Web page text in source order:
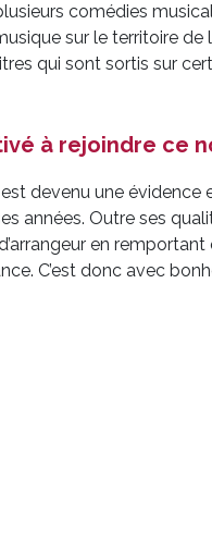
comédies
sur le territoire
qui sont sortis sur
à rejoindre ce
devenu une
années. Outre ses
en
C’est donc avec